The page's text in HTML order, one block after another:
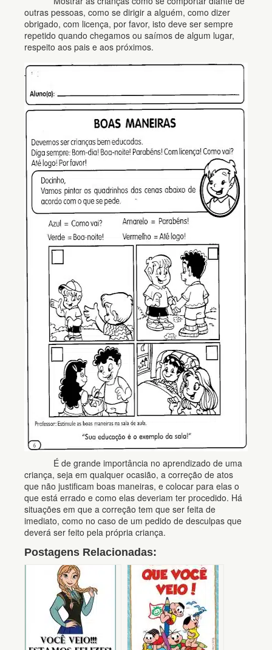
outras pessoas, como se dirigir a alguém, como dizer
obrigado, com licença, por favor, isto deve ser sempre
repetido quando chegamos ou saímos de algum lugar,
respeito aos pais e aos próximos.
É de grande importância no aprendizado de uma
criança, seja em qualquer ocasião, a correção de atos
que não justificam boas maneiras, e colocar para elas o
que está errado e como elas deveriam ter procedido. Há
situações em que a correção tem que ser feita de
imediato, como no caso de um pedido de desculpas que
deverá ser feito pela própria criança.
Postagens Relacionadas: